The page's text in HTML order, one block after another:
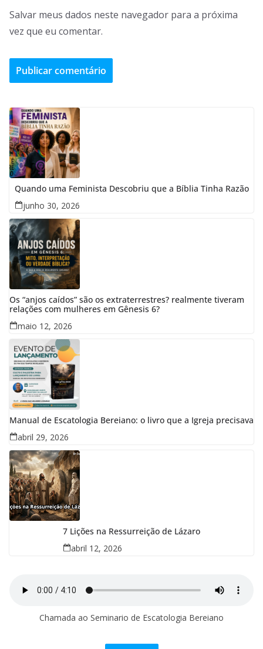
Salvar meus dados neste navegador para a próxima
vez que eu comentar.
Quando uma Feminista Descobriu que a Bíblia Tinha Razão
junho 30, 2026
Os “anjos caídos” são os extraterrestres? realmente tiveram
relações com mulheres em Gênesis 6?
maio 12, 2026
Manual de Escatologia Bereiano: o livro que a Igreja precisava
abril 29, 2026
7 Lições na Ressurreição de Lázaro
abril 12, 2026
Chamada ao Seminario de Escatologia Bereiano